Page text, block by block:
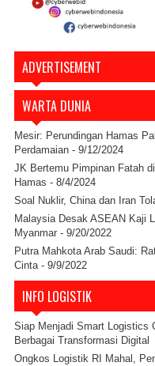
ADVERTISEMENT
WARTA DUNIA
Mesir: Perundingan Hamas
Perdamaian - 9/12/2024
JK Bertemu Pimpinan Fatah
Hamas - 8/4/2024
Soal Nuklir, China dan Iran
Malaysia Desak ASEAN Kaji
Myanmar - 9/20/2022
Putra Mahkota Arab Saudi:
Cinta- 9/9/2022
INFO LOGISTIK
Siap Menjadi Smart Logistics
Berbagai Transformasi Digital
Ongkos Logistik RI Mahal,